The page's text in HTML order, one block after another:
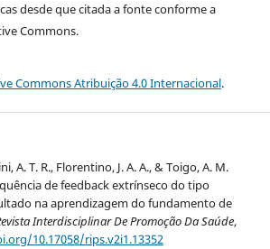
desde que citada a fonte conforme a
Commons.
Commons Atribuição 4.0 Internacional.
A. T. R., Florentino, J. A. A., & Toigo, A. M.
de feedback extrínseco do tipo
na aprendizagem do fundamento de
Interdisciplinar De Promoção Da Saúde,
10.17058/rips.v2i1.13352